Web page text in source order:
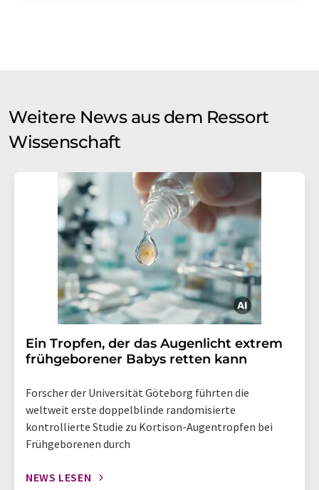
Weitere News aus dem Ressort
Wissenschaft
Ein Tropfen, der das Augenlicht extrem
frühgeborener Babys retten kann
Forscher der Universität Göteborg führten die
weltweit erste doppelblinde randomisierte
kontrollierte Studie zu Kortison-Augentropfen bei
Frühgeborenen durch
NEWS LESEN